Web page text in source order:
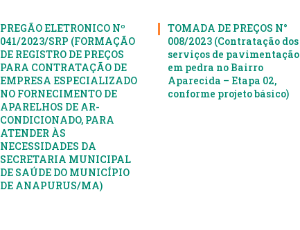
PREGÃO ELETRONICO Nº
041/2023/SRP (FORMAÇÃO
DE REGISTRO DE PREÇOS
PARA CONTRATAÇÃO DE
EMPRESA ESPECIALIZADO
NO FORNECIMENTO DE
APARELHOS DE AR-
CONDICIONADO, PARA
ATENDER ÀS
NECESSIDADES DA
SECRETARIA MUNICIPAL
DE SAÚDE DO MUNICÍPIO
DE ANAPURUS/MA)
TOMADA DE PREÇOS N°
008/2023 (Contratação dos
serviços de pavimentação
em pedra no Bairro
Aparecida – Etapa 02,
conforme projeto básico)